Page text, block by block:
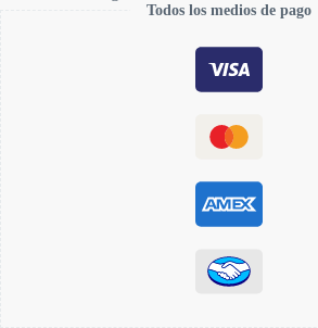
cantidad
Todos los medios de pago